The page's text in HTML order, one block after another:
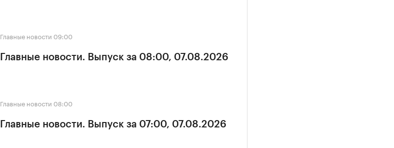
Главные новости 09:00
Главные новости. Выпуск за 08:00, 07.08.2026
Главные новости 08:00
Главные новости. Выпуск за 07:00, 07.08.2026